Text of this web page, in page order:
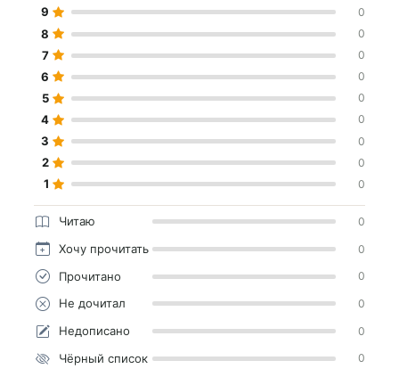
9 0
8 0
7 0
6 0
5 0
4 0
3 0
2 0
1 0
Читаю 0
Хочу прочитать 0
Прочитано 0
Не дочитал 0
Недописано 0
Чёрный список 0